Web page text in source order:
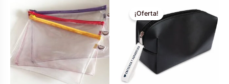
¡Oferta!